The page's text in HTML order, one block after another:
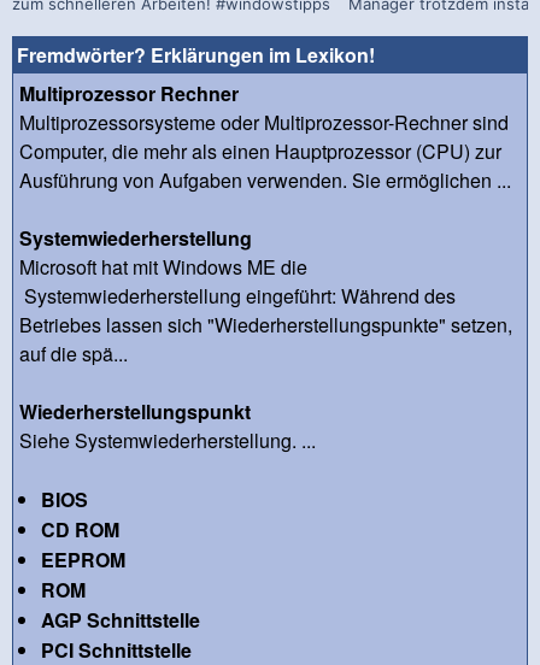
Fremdwörter? Erklärungen im Lexikon!
Multiprozessor Rechner
Multiprozessorsysteme oder Multiprozessor-Rechner sind
Computer, die mehr als einen Hauptprozessor (CPU) zur
Ausführung von Aufgaben verwenden. Sie ermöglichen ...
Systemwiederherstellung
Microsoft hat mit Windows ME die
Systemwiederherstellung eingeführt: Während des
Betriebes lassen sich "Wiederherstellungspunkte" setzen,
auf die spä...
Wiederherstellungspunkt
Siehe Systemwiederherstellung. ...
BIOS
CD ROM
EEPROM
ROM
AGP Schnittstelle
PCI Schnittstelle